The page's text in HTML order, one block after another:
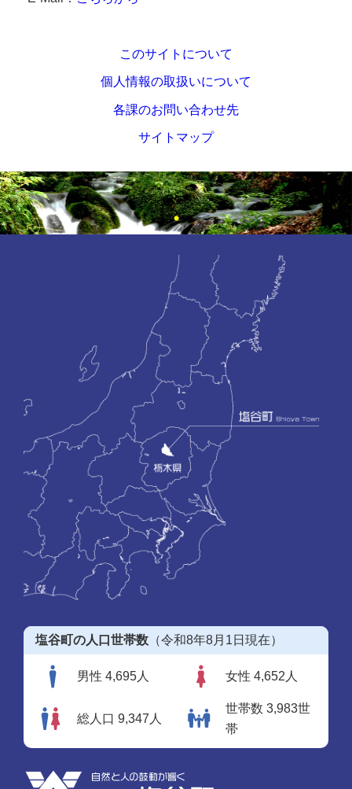
このサイトについて
個人情報の取扱いについて
各課のお問い合わせ先
サイトマップ
塩谷町の人口世帯数 （令和8年8月1日現在）
男性 4,695人 女性 4,652人
総人口 9,347人
世帯数 3,983世
帯